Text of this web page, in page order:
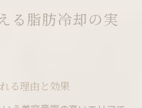
安全な美容法
医療エステの違いとは
出る効果や変化の実感
る脂肪冷却の実
る理由と効果